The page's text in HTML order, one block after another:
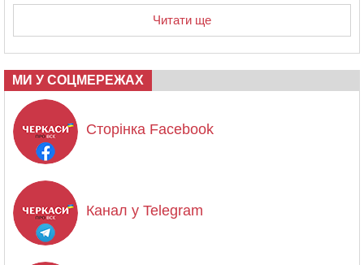
Читати ще
МИ У СОЦМЕРЕЖАХ
Сторінка Facebook
Канал у Telegram